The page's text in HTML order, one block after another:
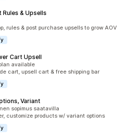
Rules & Upsells
rules & post purchase upsells to grow AOV
Cart Upsell
available
cart, upsell cart & free shipping bar
Variant
sopimus saatavilla
customize products w/ variant options